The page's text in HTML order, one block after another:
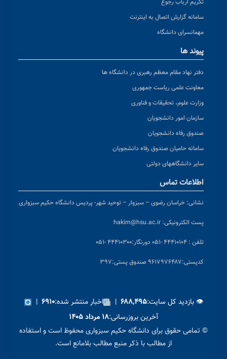
تکریم ارباب رجوع
سامانه گزارش اتصال به اینترنت
مهمانسرای دانشگاه
پیوند ها
دفتر نهاد مقام معظم رهبری در دانشگاه ها
معاونت علمی ریاست جمهوری
وزارت علوم، تحقیقات و فناوری
سازمان امور دانشجویان
صندوق رفاه دانشجویان
سامانه حامیان صندوق رفاه دانشجویان
سایر دانشگاههای دولتی
اطلاعات تماس
نشانی: خراسان رضوی – سبزوار – توحید شهر- پردیس دانشگاه حکیم سبزواری
پست الکترونیکی: hakim@hsu.ac.ir
تلفن : ۴۴۴۱۰۱۰۴ -۰۵۱ دورنگار:۴۴۴۱۰۳۰۰ -۰۵۱
کدپستی:۹۶۱۷۹۷۶۴۸۷ صندوق پستی:۳۹۷
👁 بازدید کل سایت:۶۸۸,۴۹۵ | اخبار منتشر شده:۶۹۱۰ |
آخرین بروزرسانی:۱۸ مرداد ۱۴۰۵
© تمامی حقوق برای دانشگاه حکیم سبزواری محفوظ است و استفاده
از مطالب با ذکر منبع مطالب بلامانع است.